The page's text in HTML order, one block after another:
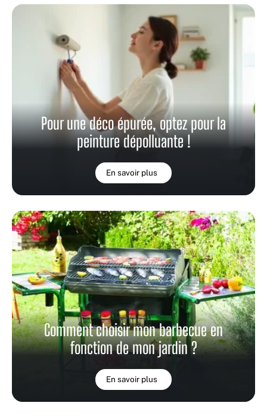
Pour une déco épurée, optez pour la
peinture dépolluante !
En savoir plus
Comment choisir mon barbecue en
fonction de mon jardin ?
En savoir plus